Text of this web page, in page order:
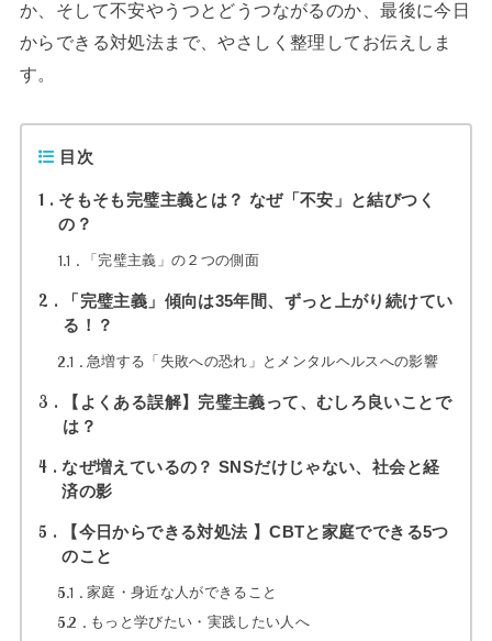
か、そして不安やうつとどうつながるのか、最後に今日
からできる対処法まで、やさしく整理してお伝えしま
す。
目次
1
そもそも完璧主義とは？ なぜ「不安」と結びつく
の？
1.1 「完璧主義」の２つの側面
2
「完璧主義」傾向は35年間、ずっと上がり続けてい
る！？
2.1 急増する「失敗への恐れ」とメンタルヘルスへの影響
3
【よくある誤解】完璧主義って、むしろ良いことで
は？
4
なぜ増えているの？ SNSだけじゃない、社会と経
済の影
5
【今日からできる対処法 】CBTと家庭でできる5つ
のこと
5.1 家庭・身近な人ができること
5.2 もっと学びたい・実践したい人へ